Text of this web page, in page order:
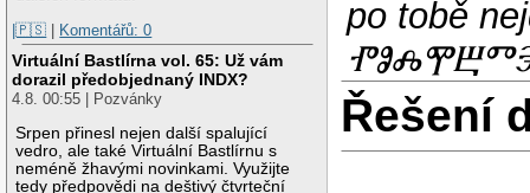
|🇵🇸 | Komentářů: 0
Virtuální Bastlírna vol. 65: Už vám
dorazil předobjednaný INDX?
4.8. 00:55 | Pozvánky
Srpen přinesl nejen další spalující
vedro, ale také Virtuální Bastlírnu s
neméně žhavými novinkami. Využijte
tedy předpovědi na deštivý čtvrteční
po tobě
Řešení